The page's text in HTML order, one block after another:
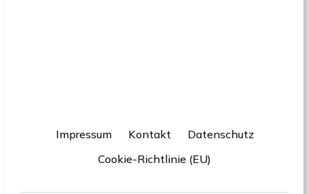
Impressum Kontakt
Datenschutz
Cookie-Richtlinie (EU)